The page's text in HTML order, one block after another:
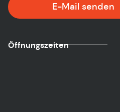
E-Mail senden
Öffnungszeiten